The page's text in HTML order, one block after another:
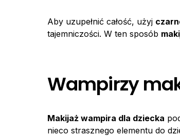
Aby uzupełnić całość, użyj
tajemniczości. W ten sposób
Wampirzy
Makijaż wampira dla dziecka
nieco strasznego elementu do